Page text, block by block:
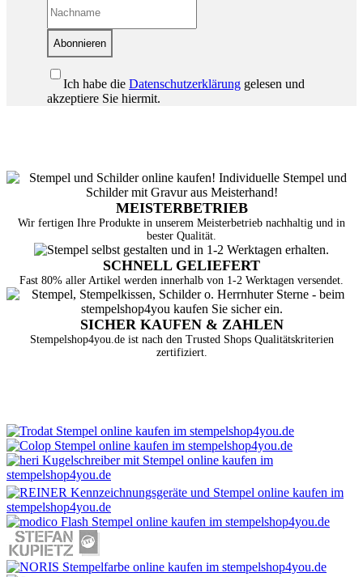
Abonnieren
Ich habe die Datenschutzerklärung gelesen und
akzeptiere Sie hiermit.
MEISTERBETRIEB
Wir fertigen Ihre Produkte in unserem Meisterbetrieb nachhaltig und in
bester Qualität.
SCHNELL GELIEFERT
Fast 80% aller Artikel werden innerhalb von 1-2 Werktagen versendet.
SICHER KAUFEN & ZAHLEN
Stempelshop4you.de ist nach den Trusted Shops Qualitätskriterien
zertifiziert.